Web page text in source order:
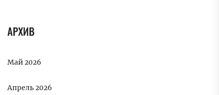
АРХИВ
Май 2026
Апрель 2026